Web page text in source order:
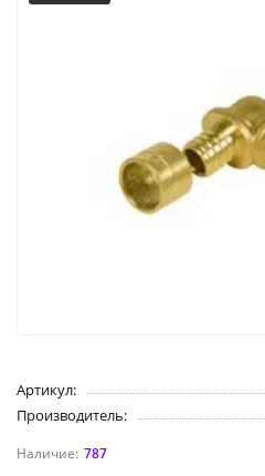
Артикул:
Производитель:
787